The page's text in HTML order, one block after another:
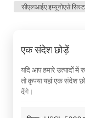
सीएलआईए इम्यूनोएसे
एक संदेश छोड़ें
यदि आप हमारे उत्पादों
तो कृपया यहां एक संदेश
देंगे।